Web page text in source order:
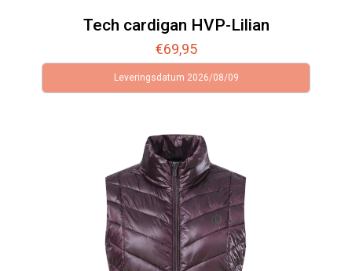
Tech cardigan HVP-Lilian
€69,95
Leveringsdatum 2026/08/09